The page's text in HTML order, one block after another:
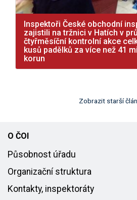
Inspektoři České obchodní
zajistili na tržnici v Hatích v
čtyřměsíční kontrolní akce
kusů padělků za více než 41
korun
Zobrazit starší
O ČOI
Působnost úřadu
Organizační struktura
Kontakty, inspektoráty